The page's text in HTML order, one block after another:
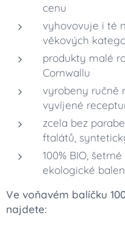
cenu
vyhovovuje i té
věkových
produkty malé
Cornwallu
vyrobeny ručně
vyvíjené
zcela bez
ftalátů,
100% BIO,
ekologické
Ve voňavém balíčku
najdete: